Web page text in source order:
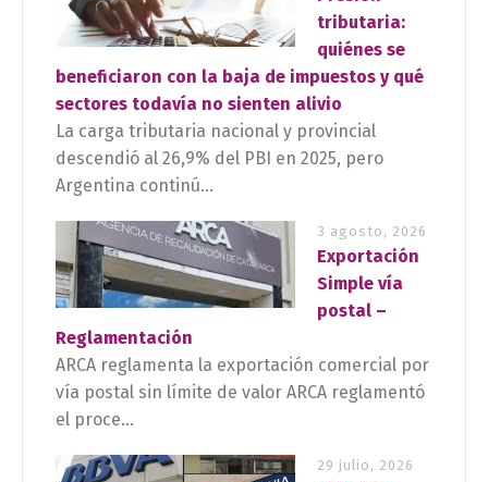
tributaria:
quiénes se
beneficiaron con la baja de impuestos y qué
sectores todavía no sienten alivio
La carga tributaria nacional y provincial
descendió al 26,9% del PBI en 2025, pero
Argentina continú...
3 agosto, 2026
Exportación
Simple vía
postal –
Reglamentación
ARCA reglamenta la exportación comercial por
vía postal sin límite de valor ARCA reglamentó
el proce...
29 julio, 2026